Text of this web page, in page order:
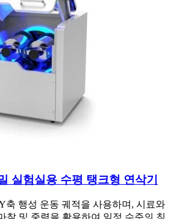
실험실용 수평 탱크형 연삭기
축 행성 운동 궤적을 사용하며, 시료와